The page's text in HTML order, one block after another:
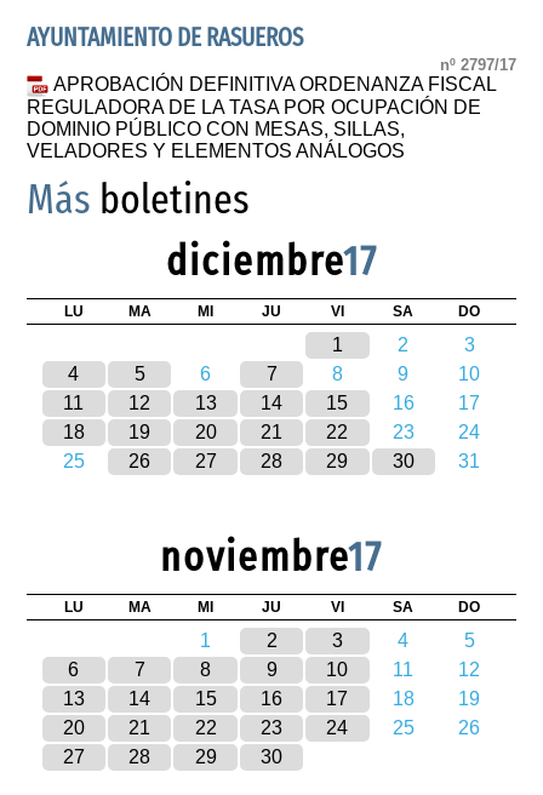
AYUNTAMIENTO DE RASUEROS
nº 2797/17
APROBACIÓN DEFINITIVA ORDENANZA FISCAL
REGULADORA DE LA TASA POR OCUPACIÓN DE
DOMINIO PÚBLICO CON MESAS, SILLAS,
VELADORES Y ELEMENTOS ANÁLOGOS
Más boletines
diciembre17
LU MA MI JU VI SA DO
1 2
3
4
5 6 7 8 9
10
11
12 13 14 15 16
17
18
19 20 21 22 23
24
25
26 27 28 29 30 31
noviembre17
LU MA MI JU VI SA DO
1 2 3 4
5
6
7 8 9 10 11
12
13
14 15 16 17 18
19
20
21 22 23 24 25
26
27
28 29 30